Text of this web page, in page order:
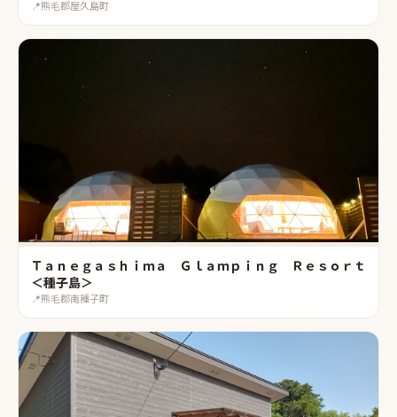
📍熊毛郡屋久島町
Ｔａｎｅｇａｓｈｉｍａ Ｇｌａｍｐｉｎｇ Ｒｅｓｏｒｔ
＜種子島＞
📍熊毛郡南種子町